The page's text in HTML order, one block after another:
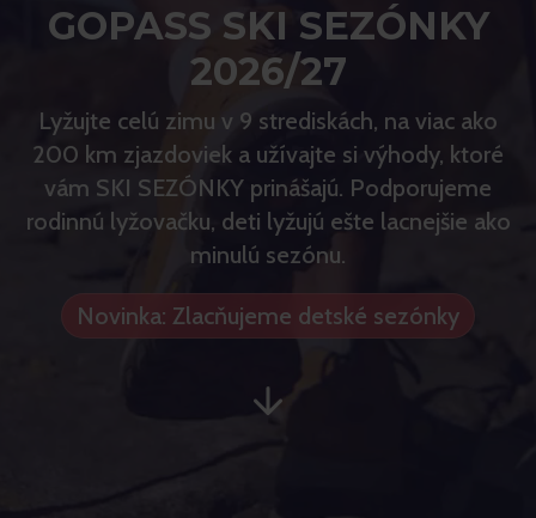
GOPASS SKI SEZÓNKY
2026/27
Lyžujte celú zimu v 9 strediskách, na viac ako
200 km zjazdoviek a užívajte si výhody, ktoré
vám SKI SEZÓNKY prinášajú. Podporujeme
rodinnú lyžovačku, deti lyžujú ešte lacnejšie ako
minulú sezónu.
Novinka: Zlacňujeme detské sezónky